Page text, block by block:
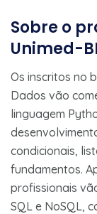
Sobre o
Unimed-
Os inscritos no
Dados vão
linguagem
condicionais,
fundamentos.
profissionais
SQL e NoSQL,